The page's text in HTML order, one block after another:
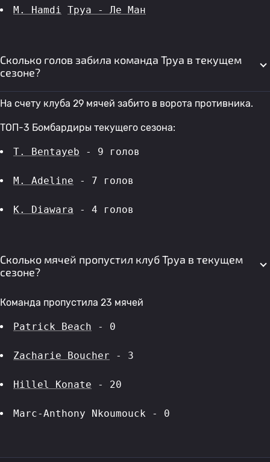
M. Hamdi Труа - Ле Ман
Сколько голов забила команда Труа в текущем
сезоне?
На счету клуба 29 мячей забито в ворота противника.
ТОП-3 Бомбардиры текущего сезона:
T. Bentayeb - 9 голов
M. Adeline - 7 голов
K. Diawara - 4 голов
Сколько мячей пропустил клуб Труа в текущем
сезоне?
Команда пропустила 23 мячей
Patrick Beach - 0
Zacharie Boucher - 3
Hillel Konate - 20
Marc-Anthony Nkoumouck - 0